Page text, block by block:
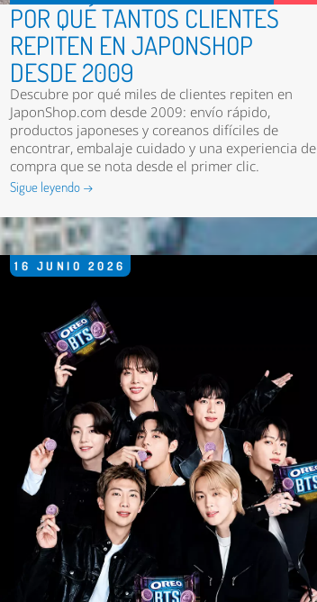
POR QUÉ TANTOS CLIENTES
REPITEN EN JAPONSHOP
DESDE 2009
Descubre por qué miles de clientes repiten en
JaponShop.com desde 2009: envío rápido,
productos japoneses y coreanos difíciles de
encontrar, embalaje cuidado y una experiencia de
compra que se nota desde el primer clic.
Sigue leyendo →
16 JUNIO 2026